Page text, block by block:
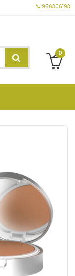
956306193
0